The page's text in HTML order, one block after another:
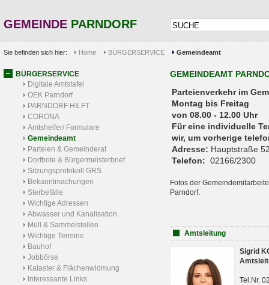
GEMEINDE PARNDORF
Sie befinden sich hier: Home BÜRGERSERVICE Gemeindeamt
BÜRGERSERVICE
Digitale Amtstafel
ÖEK Parndorf
PARNDORF HILFT
CORONA
Amtshelfer/ Formulare
Gemeindeamt
Parteien & Gemeinderat
Dorfbote & Bürgermeisterbrief
Sitzungsprotokoll GRS
Bekanntmachungen
Sterbefälle
Wichtige Adressen
Abwasser und Kanalisation
Müll & Sammelstellen
Wichtige Termine
Bauhof
Jobbörse
Kataster & Flächenwidmung
Interessante Links
GEMEINDEAMT
Parteienverkehr
Montag bis Freitag
von 08.00 - 12.00 Uhr
Für eine individuelle
wir, um vorherige
Adresse: Hauptstraße
Telefon: 02166/2300
Fotos der
Parndorf.
Amtsleitung
Sigrid
Tel.Nr.